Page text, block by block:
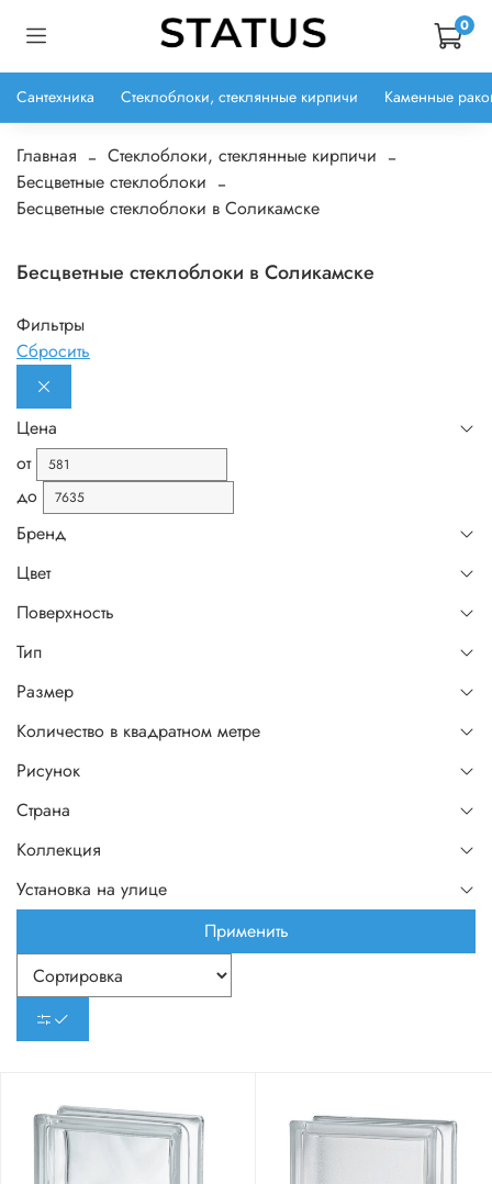
0
Сантехника Стеклоблоки, стеклянные кирпичи Каменные
Главная
Стеклоблоки, стеклянные кирпичи
Бесцветные стеклоблоки
Бесцветные стеклоблоки в Соликамске
Бесцветные стеклоблоки в Соликамске
Фильтры
Сбросить
Цена
от
до
Бренд
Цвет
Поверхность
Тип
Размер
Количество в квадратном метре
Рисунок
Страна
Коллекция
Установка на улице
Применить